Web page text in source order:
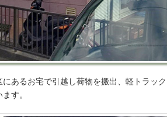
にあるお宅で引越し荷物を搬出、軽トラッ
す。